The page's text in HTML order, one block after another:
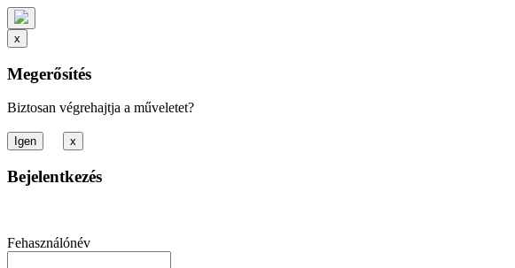
x
Megerősítés
Biztosan végrehajtja a műveletet?
x
Bejelentkezés
Fehasználónév